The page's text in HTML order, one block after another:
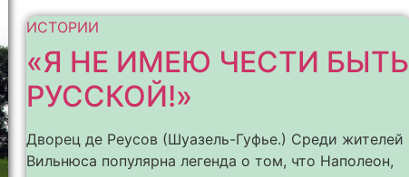
ИСТОРИИ
«Я НЕ ИМЕЮ ЧЕСТИ БЫТЬ
РУССКОЙ!»
Дворец де Реусов (Шуазель-Гуфье.) Среди жителей
Вильнюса популярна легенда о том, что Наполеон,